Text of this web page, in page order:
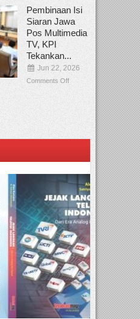
Pembinaan Isi
Siaran Jawa
Pos Multimedia
TV, KPI
Tekankan...
Jun 22, 2026
Comments Off